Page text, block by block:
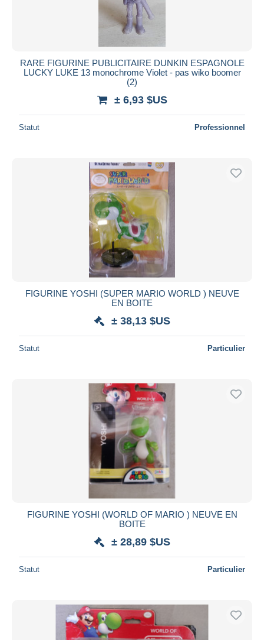
RARE FIGURINE PUBLICITAIRE DUNKIN ESPAGNOLE
LUCKY LUKE 13 monochrome Violet - pas wiko boomer
(2)
± 6,93 $US
Statut Professionnel
FIGURINE YOSHI (SUPER MARIO WORLD ) NEUVE
EN BOITE
± 38,13 $US
Statut Particulier
FIGURINE YOSHI (WORLD OF MARIO ) NEUVE EN
BOITE
± 28,89 $US
Statut Particulier